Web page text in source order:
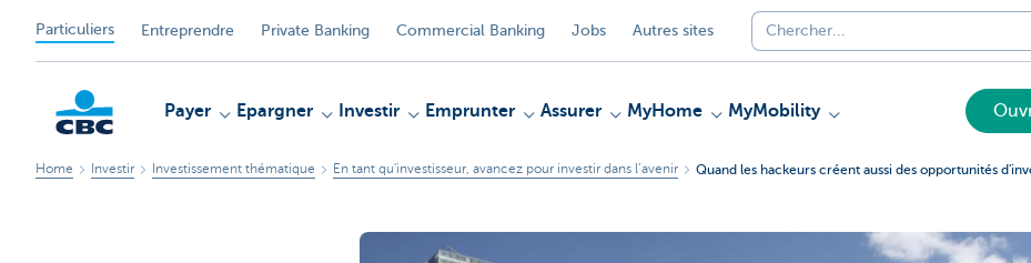
Particuliers Entreprendre Private Banking Commercial Banking Jobs Autres sites
Payer Epargner Investir Emprunter Assurer MyHome MyMobility
Home Investir Investissement thématique En tant qu'investisseur, avancez pour investir dans l’avenir Quand les hackeurs créent aussi des opportunités